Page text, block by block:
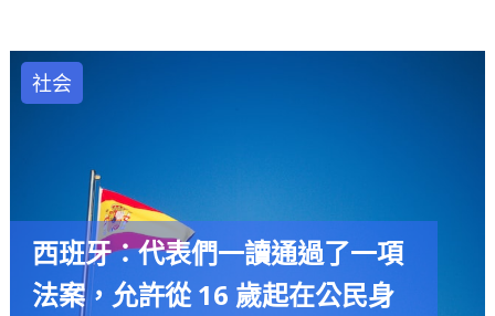
津
貼：
件、
序……
社会
西班牙：代表們一讀通過了一項
法案，允許從 16 歲起在公民身